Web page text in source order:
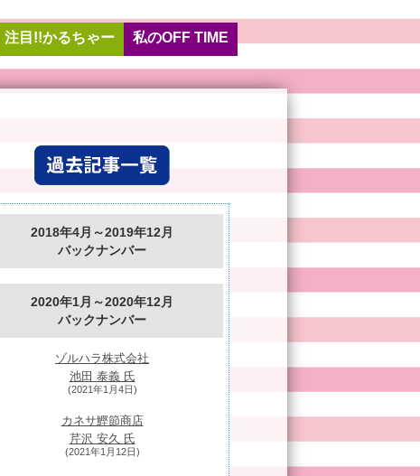
注目!!かるちゃー 私のOFF TIME
2018年4月～2019年12月
バックナンバー
2020年1月～2020年12月
バックナンバー
ゾルハラ株式会社
池田 泰義 氏
(2021年1月4日)
カネサ鰹節商店
芹沢 安久 氏
(2021年1月12日)